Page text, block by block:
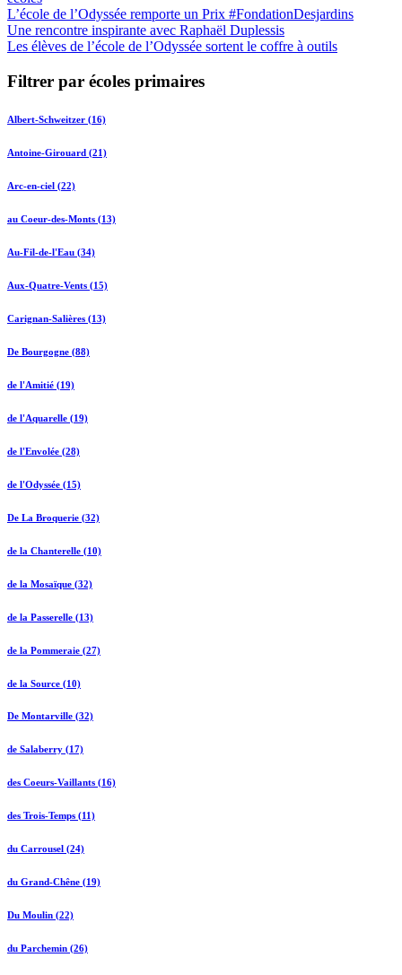
L’école de l’Odyssée remporte un Prix #FondationDesjardins
Une rencontre inspirante avec Raphaël Duplessis
Les élèves de l’école de l’Odyssée sortent le coffre à outils
Filtrer par écoles primaires
Albert-Schweitzer (16)
Antoine-Girouard (21)
Arc-en-ciel (22)
au Coeur-des-Monts (13)
Au-Fil-de-l'Eau (34)
Aux-Quatre-Vents (15)
Carignan-Salières (13)
De Bourgogne (88)
de l'Amitié (19)
de l'Aquarelle (19)
de l'Envolée (28)
de l'Odyssée (15)
De La Broquerie (32)
de la Chanterelle (10)
de la Mosaïque (32)
de la Passerelle (13)
de la Pommeraie (27)
de la Source (10)
De Montarville (32)
de Salaberry (17)
des Coeurs-Vaillants (16)
des Trois-Temps (11)
du Carrousel (24)
du Grand-Chêne (19)
Du Moulin (22)
du Parchemin (26)